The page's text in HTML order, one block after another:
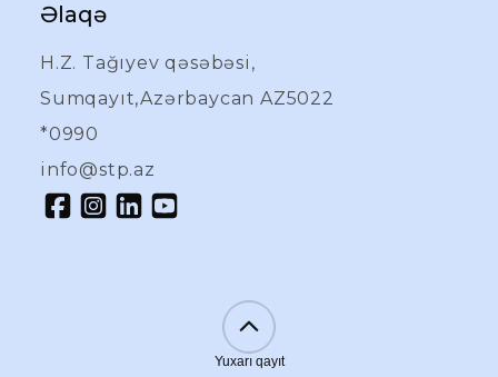
Əlaqə
H.Z. Tağıyev qəsəbəsi,
Sumqayıt,Azərbaycan AZ5022
*0990
info@stp.az
Yuxarı qayıt